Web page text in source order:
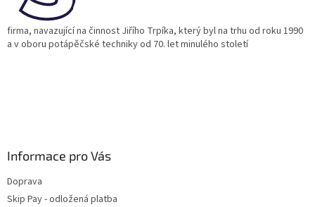
firma, navazující na činnost Jiřího Trpíka, který byl na trhu od roku 1990
a v oboru potápěčské techniky od 70. let minulého století
Informace pro Vás
Doprava
Skip Pay - odložená platba